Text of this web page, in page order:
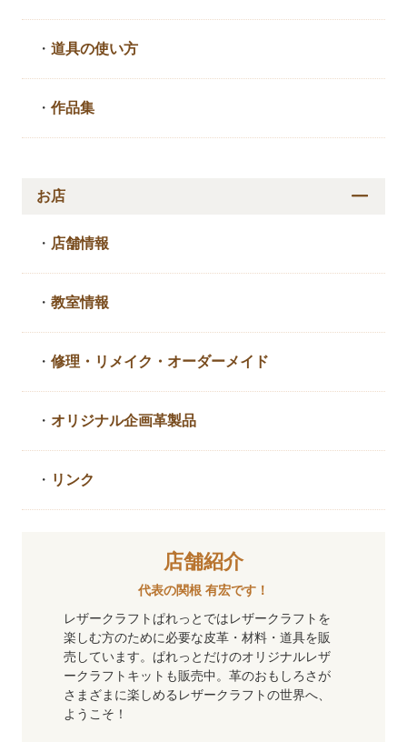
・道具の使い方
・作品集
お店
・ 店舗情報
・教室情報
・修理・リメイク・ オーダーメイド
・ オリジナル企画革製品
・ リンク
店舗紹介
代表の関根 有宏です！
レザークラフトぱれっとではレザークラフトを
楽しむ方のために必要な皮革・材料・道具を販
売しています。ぱれっとだけのオリジナルレザ
ークラフトキットも販売中。革のおもしろさが
さまざまに楽しめるレザークラフトの世界へ、
ようこそ！